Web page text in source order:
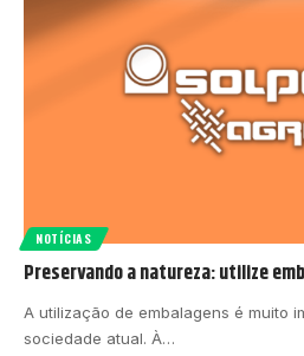
NOTÍCIAS
Preservando a natureza: utilize
A utilização de embalagens é muito
sociedade atual. À…